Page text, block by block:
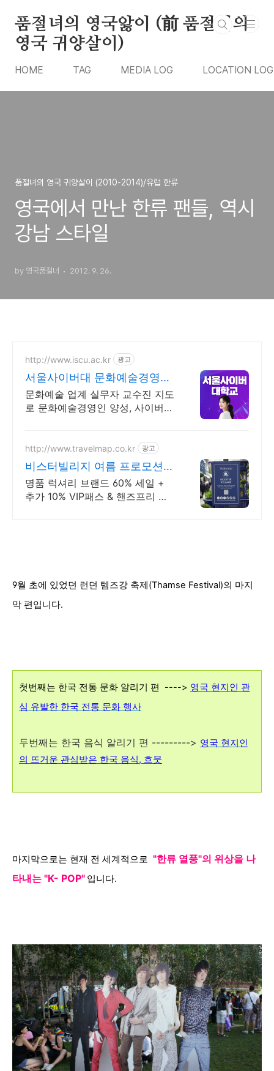
품절녀의 영국앓이 (前 품절녀의
영국 귀양살이)
HOME TAG MEDIA LOG LOCATION LOG
품절녀의 영국 귀양살이 (2010-2014)/유럽 한류
영국에서 만난 한류 팬들, 역시
강남 스타일
by 영국품절녀 2012. 9. 26.
http://www.iscu.ac.kr 광고
서울사이버대 문화예술경영학
과 2026 가을학기 신편입생
문화예술 업계 실무자 교수진 지도
로 문화예술경영인 양성, 사이버대
http://www.travelmap.co.kr 광고
비스터빌리지 여름 프로모션
트래블맵
명품 럭셔리 브랜드 60% 세일 +
추가 10% VIP패스 & 핸즈프리 쇼
9월 초에 있었던 런던 템즈강 축제(Thamse Festival)의 마지
막 편입니다.
첫번째는 한국 전통 문화 알리기 편 ----> 영국 현지인 관
심 유발한 한국 전통 문화 행사
두번째는 한국 음식 알리기 편 ---------> 영국 현지인
의 뜨거운 관심받은 한국 음식, 흐뭇
마지막으로는 현재 전 세계적으로 "한류 열풍"의 위상을 나
타내는 "K- POP" 입니다.